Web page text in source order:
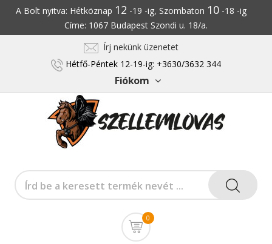
A Bolt nyitva: Hétköznap 12 -19 -ig, Szombaton 10-18 -ig
Címe: 1067 Budapest Szondi u. 18/a.
Írj nekünk üzenetet
Hétfő-Péntek 12-19-ig: +3630/3632 344
Fiókom
0